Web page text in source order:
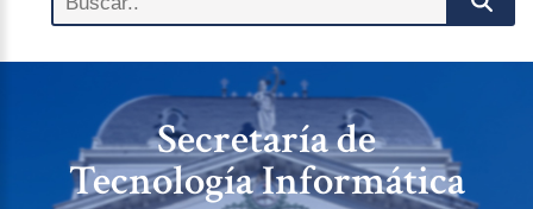
Secretaría de
Tecnología Informática